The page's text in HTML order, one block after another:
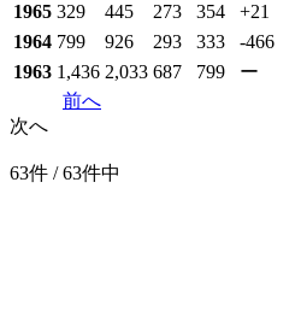
1965 329 445 273 354 +21
1964 799 926 293 333 -466
1963 1,436 2,033 687 799 ー
前へ
次へ
63件 / 63件中